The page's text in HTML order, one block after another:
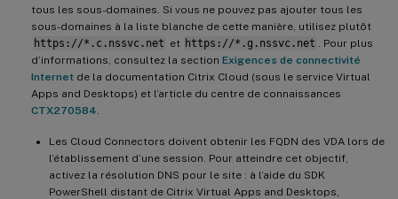
tous les sous-domaines. Si vous ne pouvez pas ajouter tous les
sous-domaines à la liste blanche de cette manière, utilisez plutôt
https://*.c.nssvc.net et https://*.g.nssvc.net
. Pour plus
d’informations, consultez la section Exigences de connectivité
Internet de la documentation Citrix Cloud (sous le service Virtual
Apps and Desktops) et l’article du centre de connaissances
CTX270584
Les Cloud Connectors doivent obtenir les FQDN des VDA lors de
l’établissement d’une session. Pour atteindre cet objectif,
activez la résolution DNS pour le site : à l’aide du SDK
PowerShell distant de Citrix Virtual Apps and Desktops,